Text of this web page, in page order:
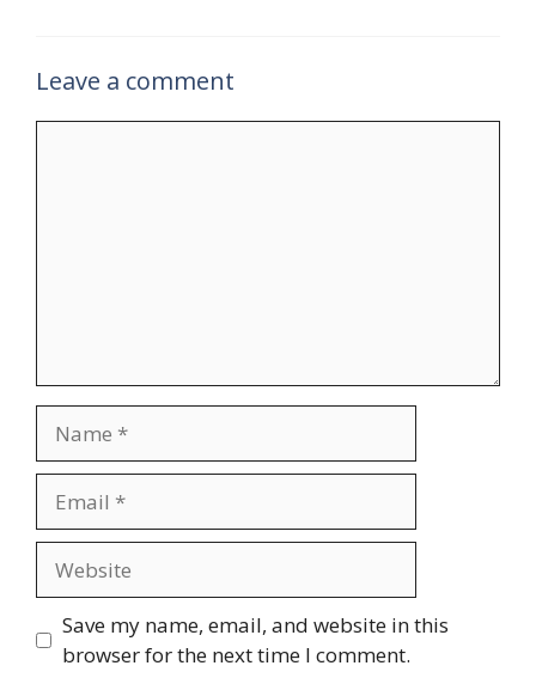
Leave a comment
Save my name, email, and website in this
browser for the next time I comment.